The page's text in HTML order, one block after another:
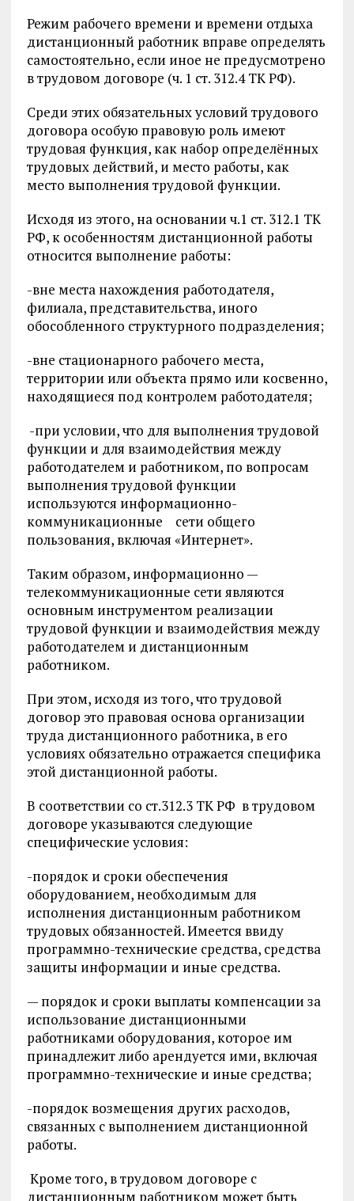
Режим рабочего времени и времени отдыха
дистанционный работник вправе определять
самостоятельно, если иное не предусмотрено
в трудовом договоре (ч. 1 ст. 312.4 ТК РФ).
Среди этих обязательных условий трудового
договора особую правовую роль имеют
трудовая функция, как набор определённых
трудовых действий, и место работы, как
место выполнения трудовой функции.
Исходя из этого, на основании ч.1 ст. 312.1 ТК
РФ, к особенностям дистанционной работы
относится выполнение работы:
-вне места нахождения работодателя,
филиала, представительства, иного
обособленного структурного подразделения;
-вне стационарного рабочего места,
территории или объекта прямо или косвенно,
находящиеся под контролем работодателя;
-при условии, что для выполнения трудовой
функции и для взаимодействия между
работодателем и работником, по вопросам
выполнения трудовой функции
используются информационно-
коммуникационные сети общего
пользования, включая «Интернет».
Таким образом, информационно —
телекоммуникационные сети являются
основным инструментом реализации
трудовой функции и взаимодействия между
работодателем и дистанционным
работником.
При этом, исходя из того, что трудовой
договор это правовая основа организации
труда дистанционного работника, в его
условиях обязательно отражается специфика
этой дистанционной работы.
В соответствии со ст.312.3 ТК РФ в трудовом
договоре указываются следующие
специфические условия:
-порядок и сроки обеспечения
оборудованием, необходимым для
исполнения дистанционным работником
трудовых обязанностей. Имеется ввиду
программно-технические средства, средства
защиты информации и иные средства.
— порядок и сроки выплаты компенсации за
использование дистанционными
работниками оборудования, которое им
принадлежит либо арендуется ими, включая
программно-технические и иные средства;
-порядок возмещения других расходов,
связанных с выполнением дистанционной
работы.
Кроме того, в трудовом договоре с
дистанционным работником может быть